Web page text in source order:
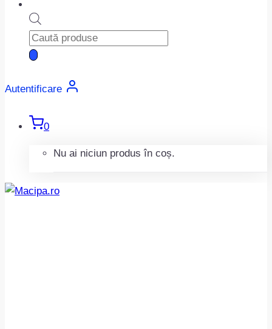
Products
search
Autentificare
0
Nu ai niciun produs în coș.